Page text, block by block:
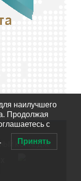
КОЛЛЕДЖ
наилучшего
Продолжая
с
Принять